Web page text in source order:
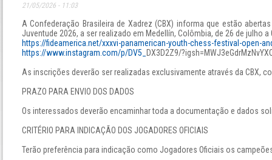
21/05/2026 - 11:03
A Confederação Brasileira de Xadrez (CBX) informa que estão
Juventude 2026, a ser realizado em Medellín, Colômbia, de 26 de julho
https://fideamerica.net/xxxvi-panamerican-youth-chess-festival-open-
https://www.instagram.com/p/DV5_
DX3D2Z9/
As inscrições deverão ser realizadas exclusivamente através da CBX,
PRAZO PARA ENVIO DOS DADOS
Os interessados deverão encaminhar toda a documentação e dados
CRITÉRIO PARA INDICAÇÃO DOS JOGADORES OFICIAIS
Terão preferência para indicação como Jogadores Oficiais os